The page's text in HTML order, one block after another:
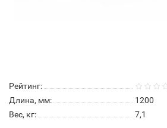
Рейтинг:
Длина, мм:
1200
Вес, кг:
7,1